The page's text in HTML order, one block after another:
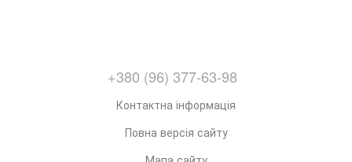
+380 (96) 377-63-98
Контактна інформація
Повна версія сайту